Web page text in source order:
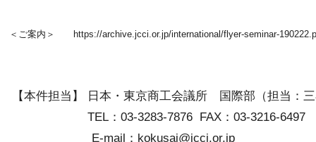
＜ご案内＞ https://archive.jcci.or.jp/international/flyer-seminar-
【本件担当】 日本・東京商工会議所 国際部（担当：
TEL：03-3283-7876 FAX：03-3216-6497
E-mail： kokusai@jcci.or.jp